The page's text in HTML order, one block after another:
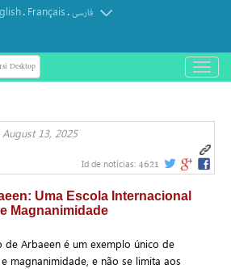
. Français.فارسی
Desktop
باز
و
کردن
13, 2025
Id de notícias: 4621
Uma Escola Internacional
Magnanimidade
de Arbaeen é um exemplo único de
magnanimidade, e não se limita aos